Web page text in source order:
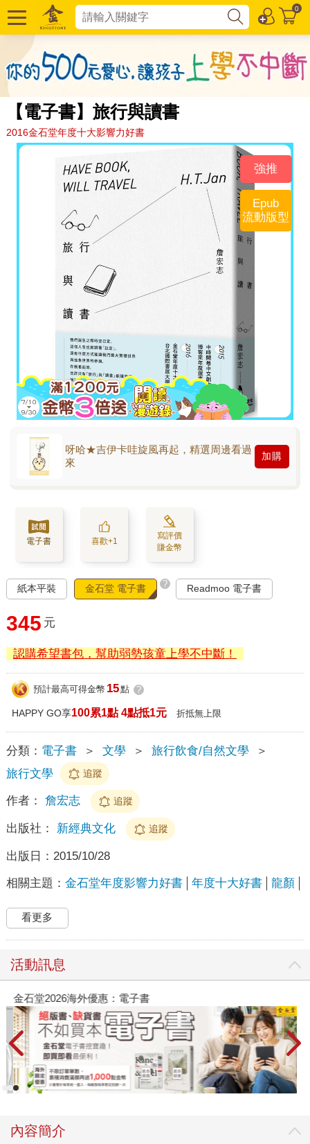
0
【電子書】旅行與讀書
2016金石堂年度十大影響力好書
強推
Epub
流動版型
呀哈★吉伊卡哇旋風再起，精選周邊看過
來
加購
電子書 喜歡+1
寫評價
賺金幣
紙本平裝 金石堂 電子書 ? Readmoo 電子書
345 元
認購希望書包，幫助弱勢孩童上學不中斷！
預計最高可得金幣 15點 ?
HAPPY GO享100累1點 4點抵1元 折抵無上限
分類： 電子書 ＞ 文學 ＞ 旅行飲食/自然文學
＞
旅行文學
追蹤
作者： 詹宏志 追蹤
出版社： 新經典文化 追蹤
出版日： 2015/10/28
相關主題： 金石堂年度影響力好書 年度十大好書 龍顏
看更多
活動訊息
金石堂2026海外優惠：電子書
內容簡介